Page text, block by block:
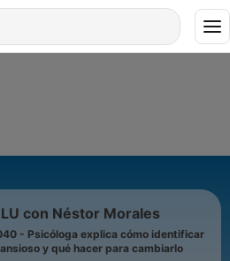
con Néstor Morales
- Psicóloga explica cómo identificar
y qué hacer para cambiarlo